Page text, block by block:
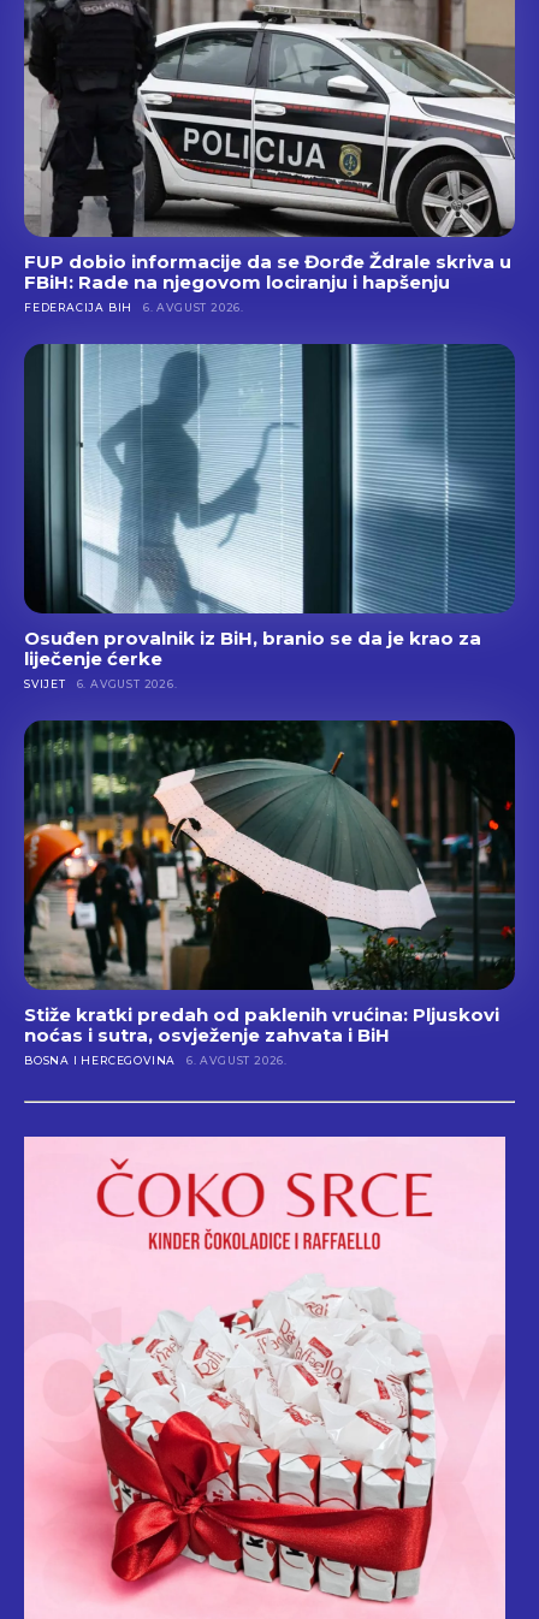
FUP dobio informacije da se Đorđe Ždrale skriva u
FBiH: Rade na njegovom lociranju i hapšenju
FEDERACIJA BIH 6. AVGUST 2026.
Osuđen provalnik iz BiH, branio se da je krao za
liječenje ćerke
SVIJET 6. AVGUST 2026.
Stiže kratki predah od paklenih vrućina: Pljuskovi
noćas i sutra, osvježenje zahvata i BiH
BOSNA I HERCEGOVINA 6. AVGUST 2026.